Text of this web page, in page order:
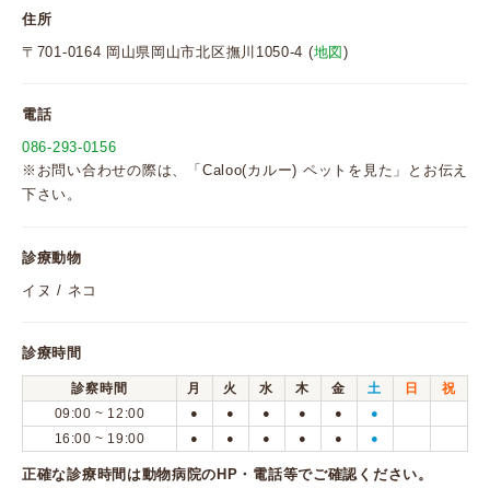
住所
〒701-0164 岡山県岡山市北区撫川1050-4 (地図)
電話
086-293-0156
※お問い合わせの際は、「Caloo(カルー) ペットを見た」とお伝え
下さい。
診療動物
イヌ / ネコ
診療時間
診察時間 月 火 水 木 金 土 日
祝
09:00 ~ 12:00
● ● ● ● ● ●
16:00 ~ 19:00 ● ● ● ● ● ●
正確な診療時間は動物病院のHP・電話等でご確認ください。